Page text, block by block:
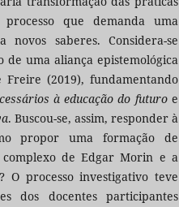
processo que demanda uma
saberes. Considera-se
uma aliança epistemológica
(2019), fundamentando
à educação do futuroe
. Buscou-se, assim, responder à
propor uma formação de
de Edgar Morin e a
O processo investigativo teve
dos docentes participantes